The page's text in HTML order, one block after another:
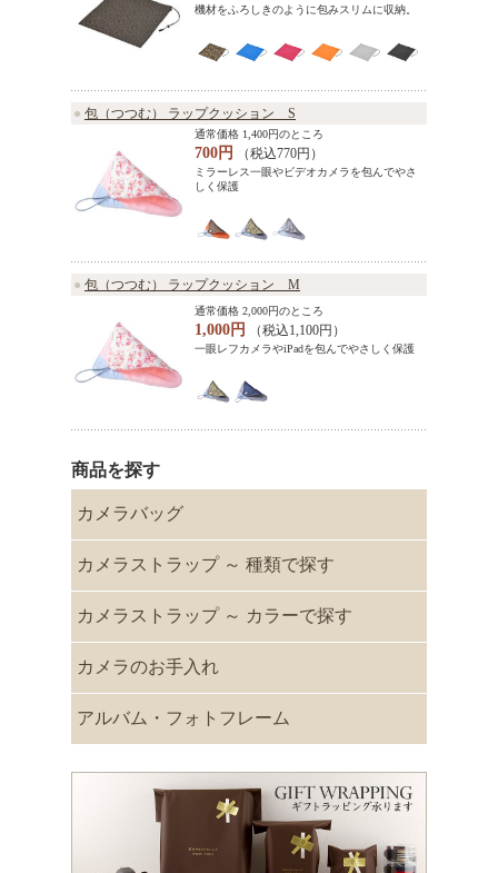
機材をふろしきのように包みスリムに収納。
● 包（つつむ） ラップクッション S
通常価格 1,400円のところ
700円 （税込770円）
ミラーレス一眼やビデオカメラを包んでやさ
しく保護
● 包（つつむ） ラップクッション M
通常価格 2,000円のところ
1,000円 （税込1,100円）
一眼レフカメラやiPadを包んでやさしく保護
商品を探す
カメラバッグ
カメラストラップ ～ 種類で探す
カメラストラップ ～ カラーで探す
カメラのお手入れ
アルバム・フォトフレーム